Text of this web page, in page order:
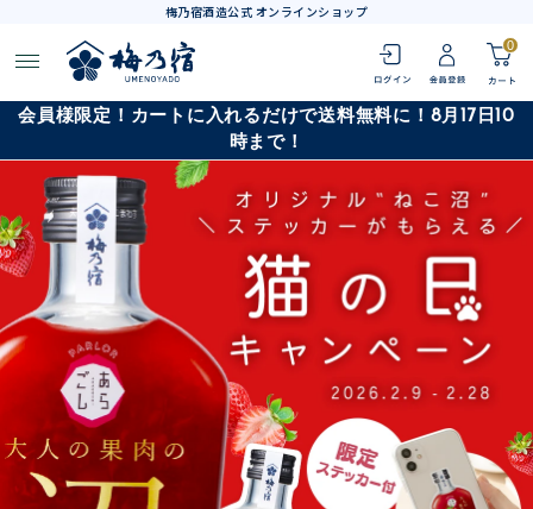
梅乃宿酒造公式 オンラインショップ
0
会員様限定！カートに入れるだけで送料無料に！8月17日10
時まで！